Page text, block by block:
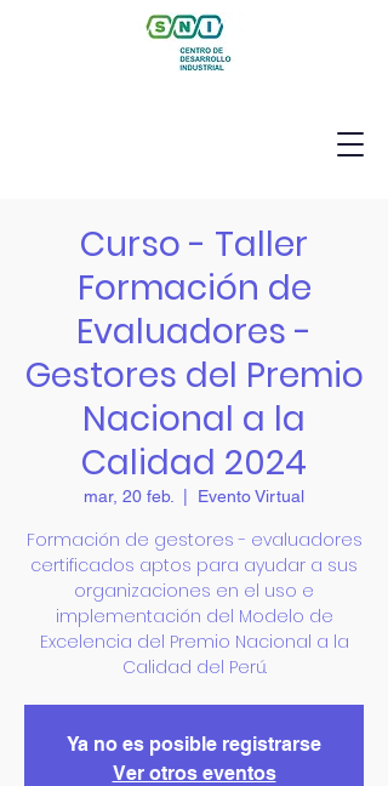
Curso - Taller
Formación de
Evaluadores -
Gestores del Premio
Nacional a la
Calidad 2024
mar, 20 feb. Evento Virtual
Formación de gestores - evaluadores
certificados aptos para ayudar a sus
organizaciones en el uso e
implementación del Modelo de
Excelencia del Premio Nacional a la
Calidad del Perú.
Ya no es posible registrarse
Ver otros eventos